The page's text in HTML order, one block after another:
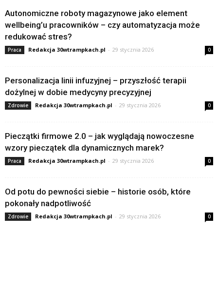
Autonomiczne roboty magazynowe jako element
wellbeing’u pracowników – czy automatyzacja może
redukować stres?
Praca Redakcja 30wtrampkach.pl - 29 stycznia 2026 0
Personalizacja linii infuzyjnej – przyszłość terapii
dożylnej w dobie medycyny precyzyjnej
Zdrowie Redakcja 30wtrampkach.pl - 29 stycznia 2026 0
Pieczątki firmowe 2.0 – jak wyglądają nowoczesne
wzory pieczątek dla dynamicznych marek?
Praca Redakcja 30wtrampkach.pl - 29 stycznia 2026 0
Od potu do pewności siebie – historie osób, które
pokonały nadpotliwość
Zdrowie Redakcja 30wtrampkach.pl - 29 stycznia 2026 0